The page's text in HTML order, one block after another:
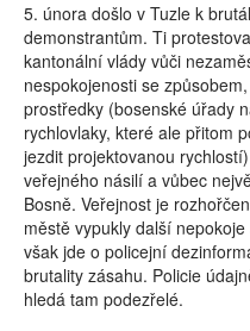
5. února došlo v Tuzle k
demonstrantům. Ti
kantonální vlády vůči
nespokojenosti se
prostředky (bosenské úřady
rychlovlaky, které ale přitom
jezdit projektovanou
veřejného násilí a vůbec
Bosně. Veřejnost je
městě vypukly další
však jde o policejní
brutality zásahu. Policie
hledá tam podezřelé.